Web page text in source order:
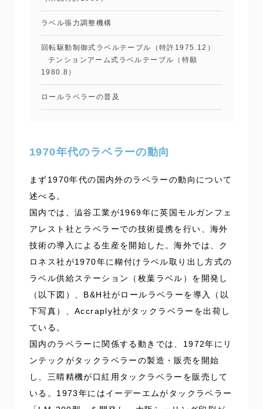
ラベル張力調整機構
回転駆動制御式ラベルテーブル（特許1975.12）
テンションアーム式ラベルテーブル（特願
1980.8）
ロールラベラーの普及
1970年代のラベラーの動向
まず1970年代の国内外のラベラーの動向について
述べる。
国内では、澁谷工業が1969年に英国モルガンフェ
アレスト社とラベラーでの技術提携を行い、海外
技術の導入による生産を開始した。海外では、ク
ロネス社が1970年に糊付けラベル取り出し方式の
ラベル供給ステーション（枚葉ラベル）を開発し
（以下図）、B&H社がロールラベラーを導入（以
下写真）、Accraply社がタックラベラーを出荷し
ている。
国内のラベラーに関係する動きでは、1972年にリ
ンテックがタックラベラーの製造・販売を開始
し、三晴精機が口紅用タックラベラーを販売して
いる。1973年にはイーデーエムがタックラベラー